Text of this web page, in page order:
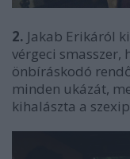
2. Jakab Erikáról
vérgeci smasszer,
önbíráskodó
minden ukázát,
kihalászta a